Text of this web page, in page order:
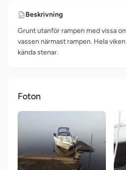
Beskrivning
Grunt utanför rampen med vissa
vassen närmast rampen. Hela
kända stenar.
Foton